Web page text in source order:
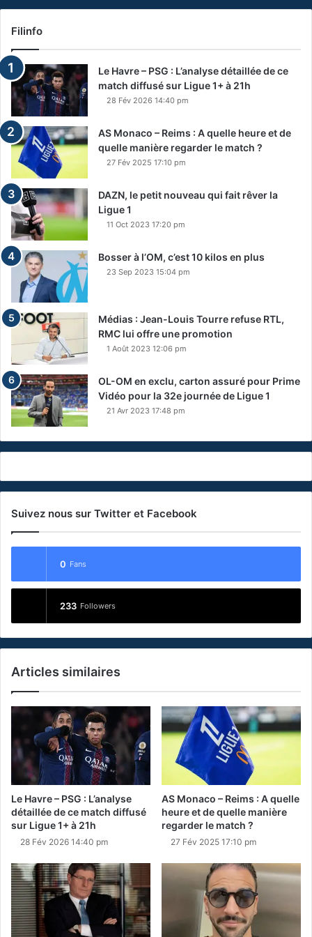
Filinfo
Le Havre – PSG : L’analyse détaillée de ce
match diffusé sur Ligue 1+ à 21h
28 Fév 2026 14:40 pm
AS Monaco – Reims : A quelle heure et de
quelle manière regarder le match ?
27 Fév 2025 17:10 pm
DAZN, le petit nouveau qui fait rêver la
Ligue 1
11 Oct 2023 17:20 pm
Bosser à l’OM, c’est 10 kilos en plus
23 Sep 2023 15:04 pm
Médias : Jean-Louis Tourre refuse RTL,
RMC lui offre une promotion
1 Août 2023 12:06 pm
OL-OM en exclu, carton assuré pour Prime
Vidéo pour la 32e journée de Ligue 1
21 Avr 2023 17:48 pm
Suivez nous sur Twitter et Facebook
0 Fans
233 Followers
Articles similaires
Le Havre – PSG : L’analyse
détaillée de ce match diffusé
sur Ligue 1+ à 21h
28 Fév 2026 14:40 pm
AS Monaco – Reims : A quelle
heure et de quelle manière
regarder le match ?
27 Fév 2025 17:10 pm